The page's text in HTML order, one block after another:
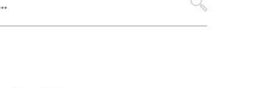
SEARCH